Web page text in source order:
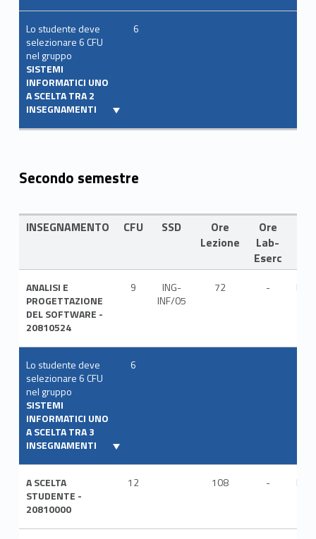
Lo studente deve
selezionare 6 CFU
nel gruppo
SISTEMI
INFORMATICI UNO
A SCELTA TRA 2
INSEGNAMENTI
6
Secondo semestre
INSEGNAMENTO CFU SSD
Ore
Lezione
Ore
Lab-
Eserc
ANALISI E
PROGETTAZIONE
DEL SOFTWARE -
20810524
9
ING-
INF/05
72 -
Lo studente deve
selezionare 6 CFU
nel gruppo
SISTEMI
INFORMATICI UNO
A SCELTA TRA 3
INSEGNAMENTI
6
A SCELTA
STUDENTE -
20810000
12 108 -